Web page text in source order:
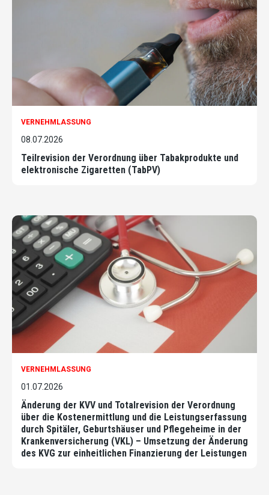
VERNEHMLASSUNG
08.07.2026
Teilrevision der Verordnung über Tabakprodukte und
elektronische Zigaretten (TabPV)
VERNEHMLASSUNG
01.07.2026
Änderung der KVV und Totalrevision der Verordnung
über die Kostenermittlung und die Leistungserfassung
durch Spitäler, Geburtshäuser und Pflegeheime in der
Krankenversicherung (VKL) – Umsetzung der Änderung
des KVG zur einheitlichen Finanzierung der Leistungen